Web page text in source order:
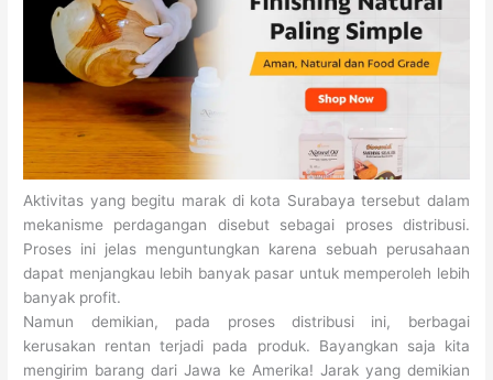
Aktivitas yang begitu marak di kota Surabaya tersebut dalam
mekanisme perdagangan disebut sebagai proses distribusi.
Proses ini jelas menguntungkan karena sebuah perusahaan
dapat menjangkau lebih banyak pasar untuk memperoleh lebih
banyak profit.
Namun demikian, pada proses distribusi ini, berbagai
kerusakan rentan terjadi pada produk. Bayangkan saja kita
mengirim barang dari Jawa ke Amerika! Jarak yang demikian